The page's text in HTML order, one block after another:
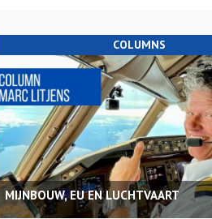
COLUMNS
MIJNBOUW, EU EN LUCHTVAART